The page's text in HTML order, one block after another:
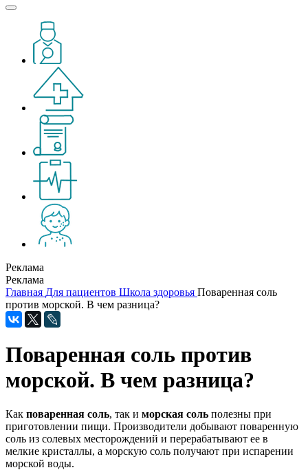
Реклама
Реклама
Главная Для пациентов Школа здоровья Поваренная соль
против морской. В чем разница?
Поваренная соль против
морской. В чем разница?
Как поваренная соль, так и морская соль полезны при
приготовлении пищи. Производители добывают поваренную
соль из солевых месторождений и перерабатывают ее в
мелкие кристаллы, а морскую соль получают при испарении
морской воды.